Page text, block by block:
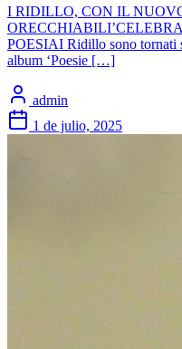
I RIDILLO, CON IL
POESIAI Ridillo sono tornati
album ‘Poesie […]
admin
1 de julio, 2025